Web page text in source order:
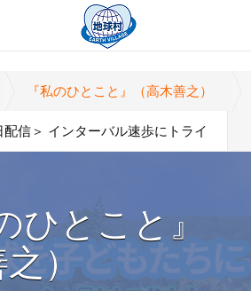
『私のひとこと』（高木善之）
信＞ インターバル速歩にトライ
ひとこと』
之）